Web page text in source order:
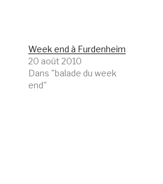
Week end à Furdenheim
20 août 2010
Dans "balade du week
end"